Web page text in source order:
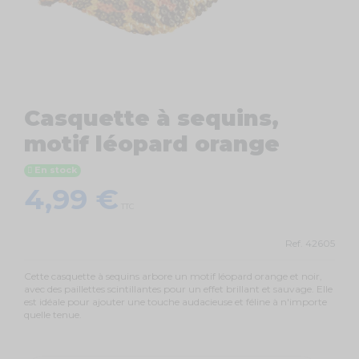
Casquette à sequins,
motif léopard orange
En stock
4,99 €
Ref. 42605
Cette casquette à sequins arbore un motif léopard orange et noir,
avec des paillettes scintillantes pour un effet brillant et sauvage. Elle
est idéale pour ajouter une touche audacieuse et féline à n'importe
quelle tenue.